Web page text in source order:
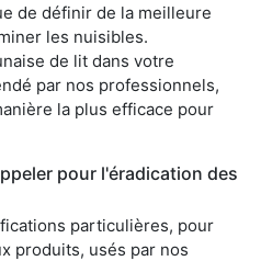
de définir de la meilleure
les nuisibles.
de lit dans votre
par nos professionnels,
la plus efficace pour
pour l'éradication des
particulières, pour
produits, usés par nos